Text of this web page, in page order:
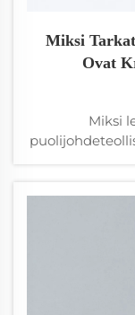
Miksi
Ovat
Miksi
parantaa